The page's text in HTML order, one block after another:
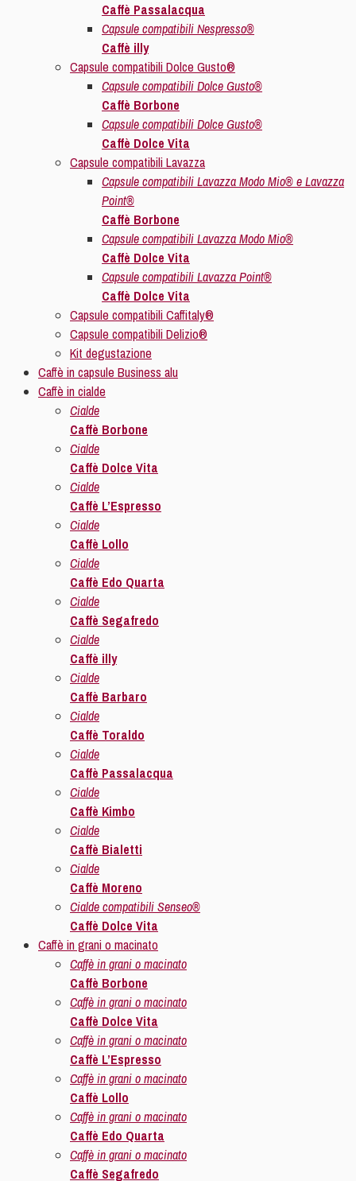
Caffè Passalacqua
Capsule compatibili Nespresso®
Caffè illy
Capsule compatibili Dolce Gusto®
Capsule compatibili Dolce Gusto®
Caffè Borbone
Capsule compatibili Dolce Gusto®
Caffè Dolce Vita
Capsule compatibili Lavazza
Capsule compatibili Lavazza Modo Mio® e Lavazza
Point®
Caffè Borbone
Capsule compatibili Lavazza Modo Mio®
Caffè Dolce Vita
Capsule compatibili Lavazza Point®
Caffè Dolce Vita
Capsule compatibili Caffitaly®
Capsule compatibili Delizio®
Kit degustazione
Caffè in capsule Business alu
Caffè in cialde
Cialde
Caffè Borbone
Cialde
Caffè Dolce Vita
Cialde
Caffè L’Espresso
Cialde
Caffè Lollo
Cialde
Caffè Edo Quarta
Cialde
Caffè Segafredo
Cialde
Caffè illy
Cialde
Caffè Barbaro
Cialde
Caffè Toraldo
Cialde
Caffè Passalacqua
Cialde
Caffè Kimbo
Cialde
Caffè Bialetti
Cialde
Caffè Moreno
Cialde compatibili Senseo®
Caffè Dolce Vita
Caffè in grani o macinato
Caffè in grani o macinato
Caffè Borbone
Caffè in grani o macinato
Caffè Dolce Vita
Caffè in grani o macinato
Caffè L’Espresso
Caffè in grani o macinato
Caffè Lollo
Caffè in grani o macinato
Caffè Edo Quarta
Caffè in grani o macinato
Caffè Segafredo